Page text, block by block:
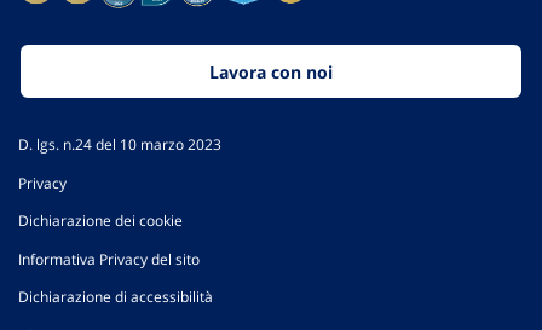
Lavora con noi
D. lgs. n.24 del 10 marzo 2023
Privacy
Dichiarazione dei cookie
Informativa Privacy del sito
Dichiarazione di accessibilità